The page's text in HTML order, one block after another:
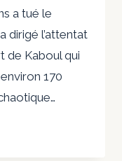
a tué le
dirigé l’attentat
de Kaboul qui
170